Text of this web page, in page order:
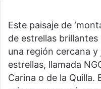
Este paisaje de
de estrellas
una región cercana
estrellas, llamada
Carina o de la Quilla.